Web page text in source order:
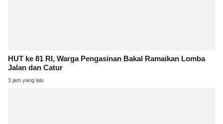
HUT ke 81 RI, Warga Pengasinan Bakal Ramaikan Lomba
Jalan dan Catur
3 jam yang lalu